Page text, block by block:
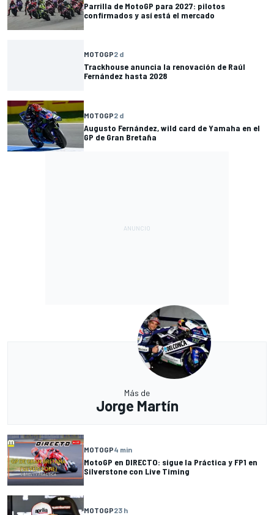
Parrilla de MotoGP para 2027: pilotos
confirmados y así está el mercado
MOTOGP2 d
Trackhouse anuncia la renovación de Raúl
Fernández hasta 2028
MOTOGP2 d
Augusto Fernández, wild card de Yamaha en el
GP de Gran Bretaña
Más de
Jorge Martín
MOTOGP4 min
MotoGP en DIRECTO: sigue la Práctica y FP1 en
Silverstone con Live Timing
MOTOGP23 h